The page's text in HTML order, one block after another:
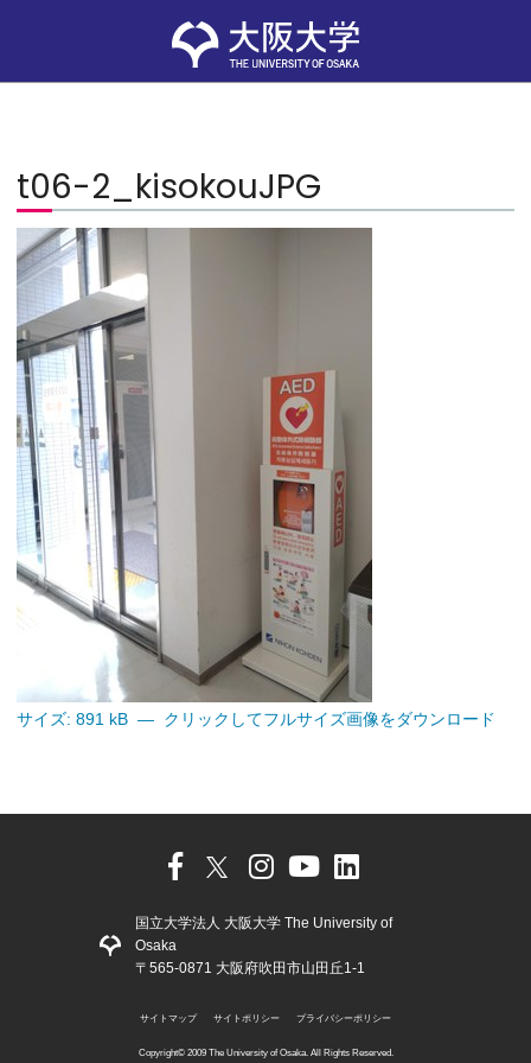
t06-2_kisokouJPG
サイズ: 891 kB — クリックしてフルサイズ画像をダウンロード
国立大学法人 大阪大学 The University of
Osaka
〒565-0871 大阪府吹田市山田丘1-1
サイトマップ サイトポリシー プライバシーポリシー
Copyright©️ 2009 The University of Osaka. All Rights Reserved.